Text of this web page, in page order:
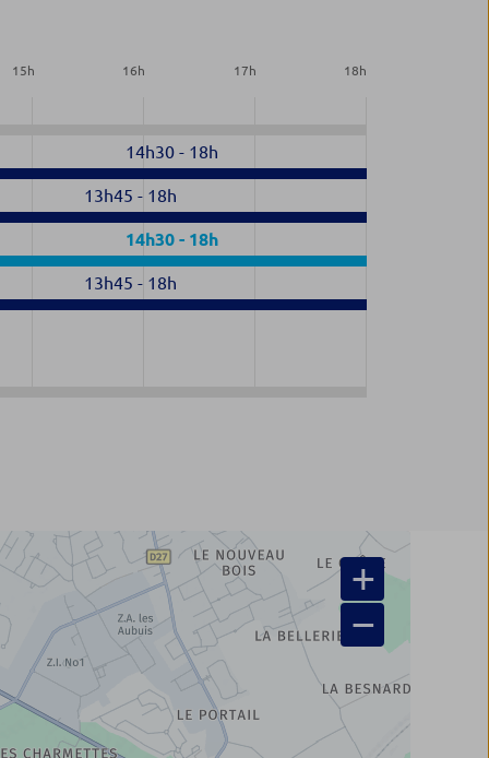
15h 16h 17h 18h
14h30 - 18h
13h45 - 18h
14h30 - 18h
13h45 - 18h
+
−